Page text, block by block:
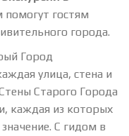
гостям
города.
Город
улица, стена и
Старого Города
каждая из которых
С гидом в